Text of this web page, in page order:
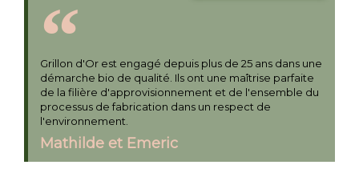
Grillon d'Or est engagé depuis plus de 25 ans dans une
démarche bio de qualité. Ils ont une maîtrise parfaite
de la filière d'approvisionnement et de l'ensemble du
processus de fabrication dans un respect de
l'environnement.
Mathilde et Emeric